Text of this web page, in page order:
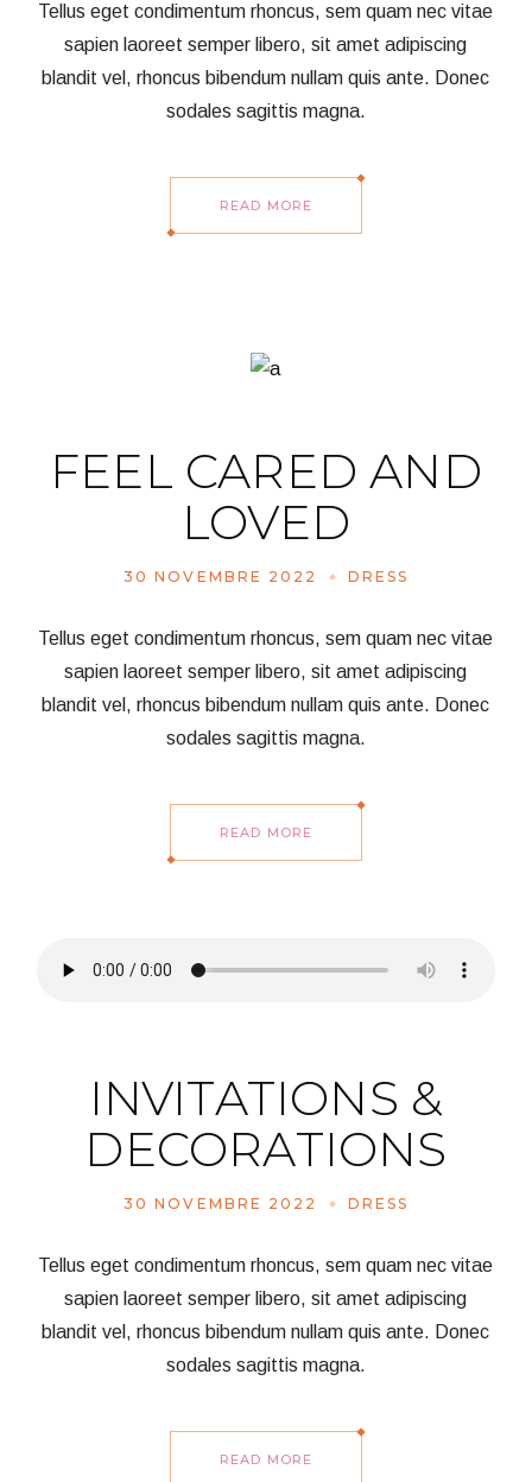
Tellus eget condimentum rhoncus, sem quam nec vitae
sapien laoreet semper libero, sit amet adipiscing
blandit vel, rhoncus bibendum nullam quis ante. Donec
sodales sagittis magna.
READ MORE
FEEL CARED AND
LOVED
30 NOVEMBRE 2022 DRESS
Tellus eget condimentum rhoncus, sem quam nec vitae
sapien laoreet semper libero, sit amet adipiscing
blandit vel, rhoncus bibendum nullam quis ante. Donec
sodales sagittis magna.
READ MORE
INVITATIONS &
DECORATIONS
30 NOVEMBRE 2022 DRESS
Tellus eget condimentum rhoncus, sem quam nec vitae
sapien laoreet semper libero, sit amet adipiscing
blandit vel, rhoncus bibendum nullam quis ante. Donec
sodales sagittis magna.
READ MORE